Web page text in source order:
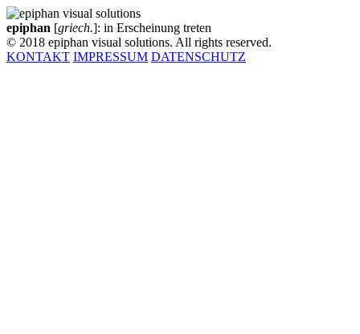
epiphan [griech.]: in Erscheinung treten
© 2018 epiphan visual solutions. All rights reserved.
KONTAKT IMPRESSUM DATENSCHUTZ